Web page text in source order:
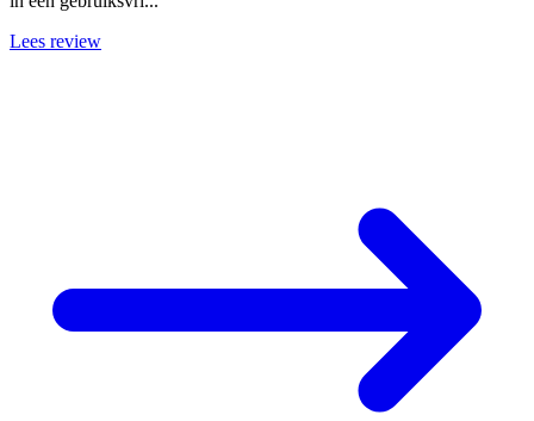
Lees review